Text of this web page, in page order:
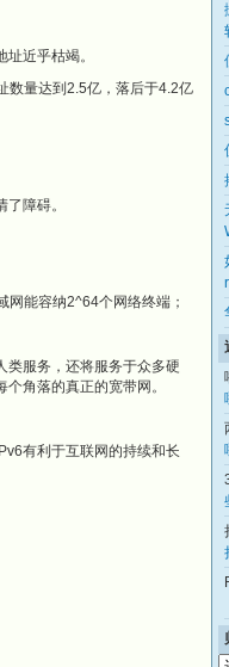
近乎枯竭。
数量达到2.5亿，落后于4.2亿
障碍。
能容纳2^64个网络终端；
类服务，还将服务于众多硬
角落的真正的宽带网。
有利于互联网的持续和长